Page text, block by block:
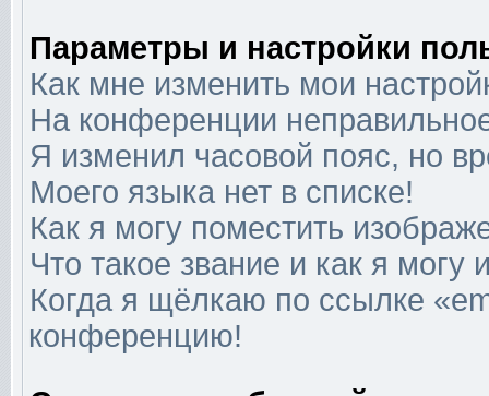
Параметры и настройки
Как мне изменить мои
На конференции
Я изменил часовой пояс, но
Моего языка нет в списке!
Как я могу поместить
Что такое звание и как я могу
Когда я щёлкаю по ссылке
конференцию!